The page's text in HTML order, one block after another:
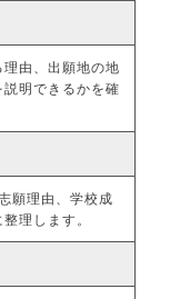
由、出願地の地
明できるかを確
願理由、学校成
理します。